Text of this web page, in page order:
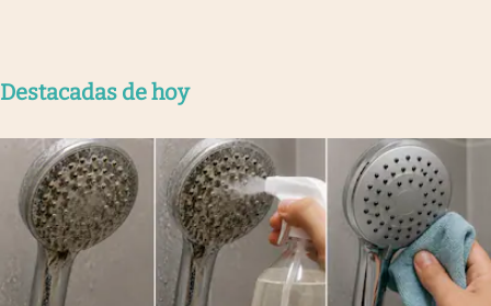
Destacadas de hoy